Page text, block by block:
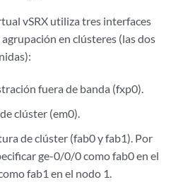
vSRX utiliza tres interfaces
en clústeres (las dos
fuera de banda (fxp0).
clúster (em0).
de clúster (fab0 y fab1). Por
ge-0/0/0 como fab0 en el
fab1 en el nodo 1.